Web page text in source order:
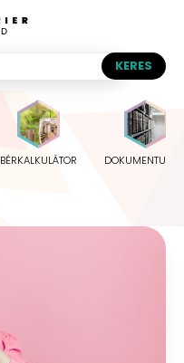
BÉRKALKULÁTOR